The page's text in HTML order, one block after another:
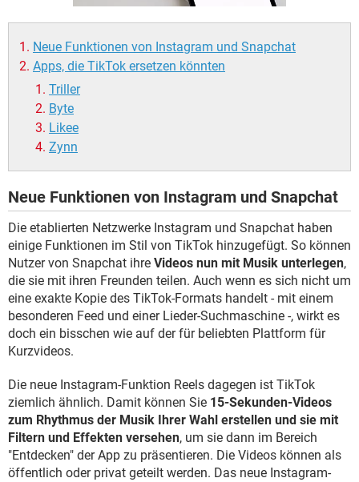
Neue Funktionen von Instagram und Snapchat
Apps, die TikTok ersetzen könnten
Triller
Byte
Likee
Zynn
Neue Funktionen von Instagram und Snapchat
Die etablierten Netzwerke Instagram und Snapchat haben
einige Funktionen im Stil von TikTok hinzugefügt. So können
Nutzer von Snapchat ihre Videos nun mit Musik unterlegen,
die sie mit ihren Freunden teilen. Auch wenn es sich nicht um
eine exakte Kopie des TikTok-Formats handelt - mit einem
besonderen Feed und einer Lieder-Suchmaschine -, wirkt es
doch ein bisschen wie auf der für beliebten Plattform für
Kurzvideos.
Die neue Instagram-Funktion Reels dagegen ist TikTok
ziemlich ähnlich. Damit können Sie 15-Sekunden-Videos
zum Rhythmus der Musik Ihrer Wahl erstellen und sie mit
Filtern und Effekten versehen, um sie dann im Bereich
"Entdecken" der App zu präsentieren. Die Videos können als
öffentlich oder privat geteilt werden. Das neue Instagram-